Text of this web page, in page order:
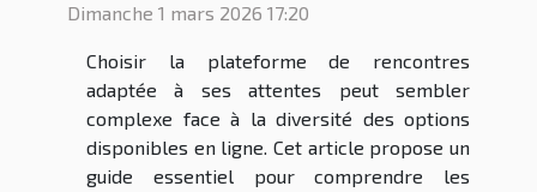
Dimanche 1 mars 2026 17:20
Choisir la plateforme de rencontres
adaptée à ses attentes peut sembler
complexe face à la diversité des options
disponibles en ligne. Cet article propose un
guide essentiel pour comprendre les